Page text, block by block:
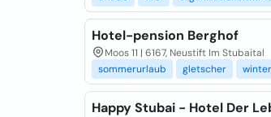
Hotel-pension Berghof
Moos 11 | 6167, Neustift Im Stubaital
sommerurlaub
gletscher
Happy Stubai - Hotel Der